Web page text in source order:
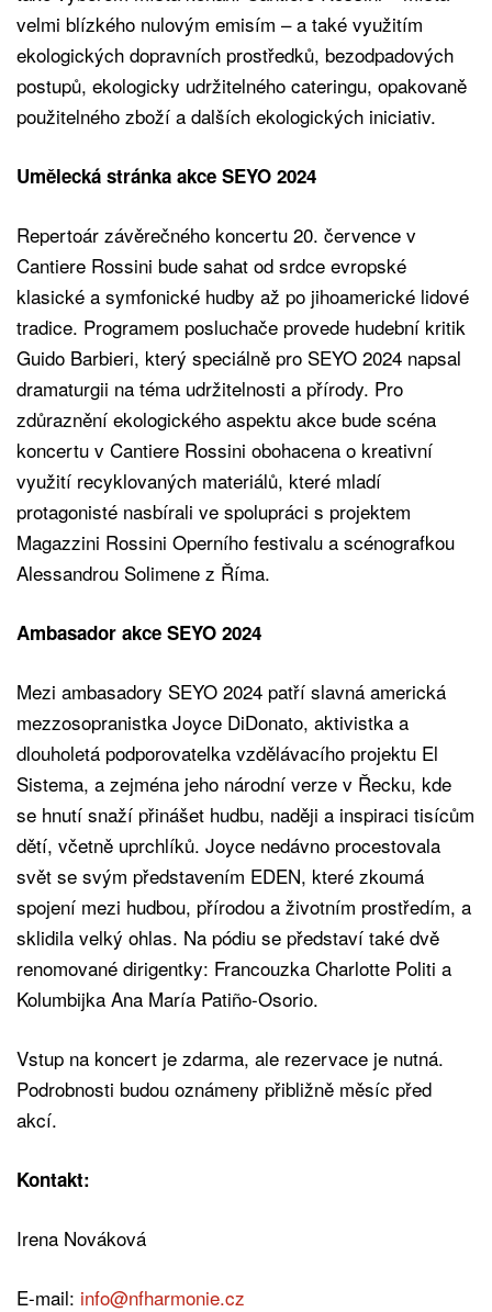
velmi blízkého nulovým emisím – a také využitím
ekologických dopravních prostředků, bezodpadových
postupů, ekologicky udržitelného cateringu, opakovaně
použitelného zboží a dalších ekologických iniciativ.
Umělecká stránka akce SEYO 2024
Repertoár závěrečného koncertu 20. července v
Cantiere Rossini bude sahat od srdce evropské
klasické a symfonické hudby až po jihoamerické lidové
tradice. Programem posluchače provede hudební kritik
Guido Barbieri, který speciálně pro SEYO 2024 napsal
dramaturgii na téma udržitelnosti a přírody. Pro
zdůraznění ekologického aspektu akce bude scéna
koncertu v Cantiere Rossini obohacena o kreativní
využití recyklovaných materiálů, které mladí
protagonisté nasbírali ve spolupráci s projektem
Magazzini Rossini Operního festivalu a scénografkou
Alessandrou Solimene z Říma.
Ambasador akce SEYO 2024
Mezi ambasadory SEYO 2024 patří slavná americká
mezzosopranistka Joyce DiDonato, aktivistka a
dlouholetá podporovatelka vzdělávacího projektu El
Sistema, a zejména jeho národní verze v Řecku, kde
se hnutí snaží přinášet hudbu, naději a inspiraci tisícům
dětí, včetně uprchlíků. Joyce nedávno procestovala
svět se svým představením EDEN, které zkoumá
spojení mezi hudbou, přírodou a životním prostředím, a
sklidila velký ohlas. Na pódiu se představí také dvě
renomované dirigentky: Francouzka Charlotte Politi a
Kolumbijka Ana María Patiño-Osorio.
Vstup na koncert je zdarma, ale rezervace je nutná.
Podrobnosti budou oznámeny přibližně měsíc před
akcí.
Kontakt:
Irena Nováková
E-mail: info@nfharmonie.cz